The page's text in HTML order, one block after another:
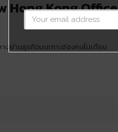
Hong Kong Office
งย่านธุรกิจบนเกาะฮ่องกงในเดือน